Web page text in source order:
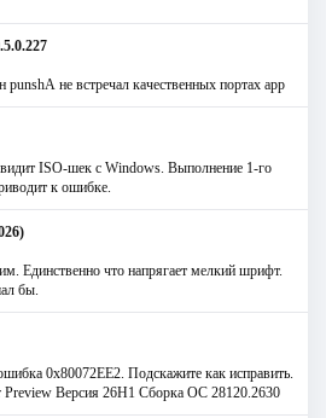
не встречал качественных портах app
ISO-шек с Windows. Выполнение 1-го
к ошибке.
Единственно что напрягает мелкий шрифт.
бы.
0х80072EE2. Подскажите как исправить.
Версия 26H1 Сборка ОС 28120.2630